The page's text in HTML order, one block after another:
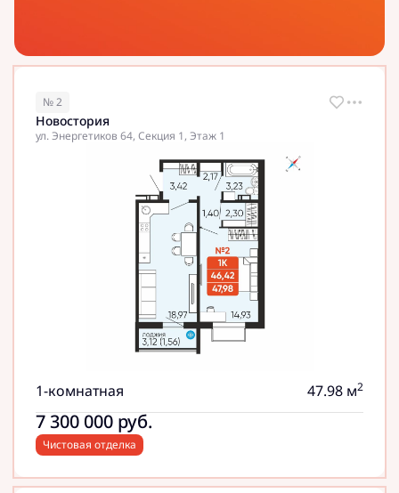
№ 2
Новостория
ул. Энергетиков 64, Секция 1, Этаж 1
1-комнатная 47.98 м2
7 300 000 руб.
Чистовая отделка